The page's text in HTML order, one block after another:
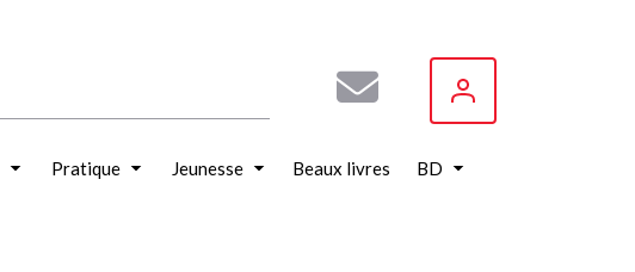
Pratique Jeunesse Beaux livres BD